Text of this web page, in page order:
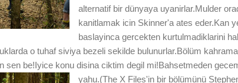
alternatif bir dünyaya uyanirlar.Mulder
kanitlamak icin Skinner'a ates eder.Kan
baslayinca gercekten kurtulmadiklarini
o tuhaf siviya bezeli sekilde bulunurlar.Bölüm
sen be!Iyice konu disina ciktim degil mi!Bahsetmeden
yahu.(The X Files'in bir bölümünü